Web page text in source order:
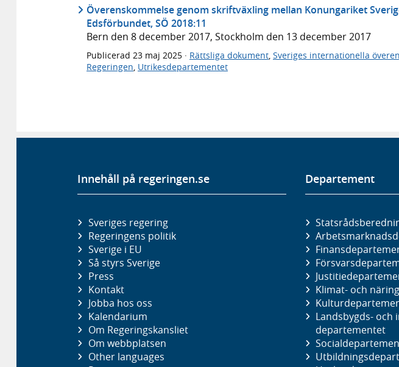
Överenskommelse genom skriftväxling mellan Konungariket
Edsförbundet, SÖ 2018:11
Bern den 8 december 2017, Stockholm den 13 december 2017
Publicerad 23 maj 2025 · Rättsliga dokument, Sveriges internationella
Regeringen, Utrikesdepartementet
Innehåll på regeringen.se
Sveriges regering
Regeringens politik
Sverige i EU
Så styrs Sverige
Press
Kontakt
Jobba hos oss
Kalendarium
Om Regeringskansliet
Om webbplatsen
Other languages
Departement
Klimat- och
Landsbygds-
departementet